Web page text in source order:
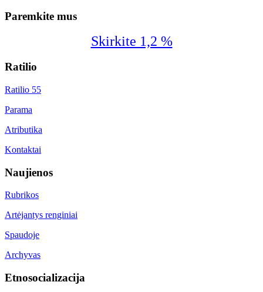
Paremkite mus
Skirkite 1,2 %
Ratilio
Ratilio 55
Parama
Atributika
Kontaktai
Naujienos
Rubrikos
Artėjantys renginiai
Spaudoje
Archyvas
Etnosocializacija